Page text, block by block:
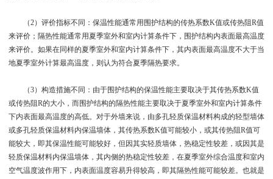
（2）评价指标不同：保温性能通常用围护结构的传热系数K值或传热阻R值
来评价；隔热性能通常用夏季室外和室内计算条件下，围护结构内表面最高温度
来评价。如果在同样的夏季室外和室内计算条件下，其内表面最高温度不大于当
地夏季室外计算最高温度，则认为符合夏季隔热要求。
（3）构造措施不同：由于围护结构的保温性能主要取决于其传热系数K值
或传热阻R的大小，而围护结构的隔热性能主要取决于夏季室外和室内计算条件
下内表面最高温度的高低。对于外墙来说，由多孔轻质保温材料构成的轻型墙体
或多孔轻质保温材料内保温墙体，其传热系数K值可能较小，或其传热阻R值可
能较大，即其保温性能可能较好，但因其实轻质墙体，热稳定性较差，或因其是
轻质保温材料内保温墙体，其内侧的热稳定性较差，在夏季室外综合温度和室内
空气温度波作用下，内表面温度容易升得较高，即其隔热性能可能较差。也就是